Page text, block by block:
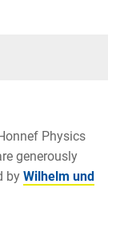
Physics
generously
by Wilhelm und